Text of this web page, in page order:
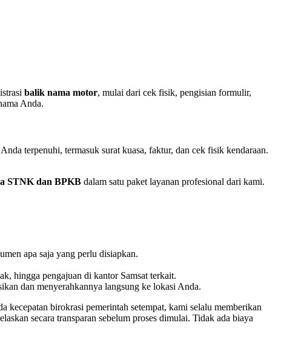
balik nama motor, mulai dari cek fisik, pengisian formulir,
Anda.
terpenuhi, termasuk surat kuasa, faktur, dan cek fisik kendaraan.
STNK dan BPKB dalam satu paket layanan profesional dari kami.
apa saja yang perlu disiapkan.
hingga pengajuan di kantor Samsat terkait.
dan menyerahkannya langsung ke lokasi Anda.
birokrasi pemerintah setempat, kami selalu memberikan
secara transparan sebelum proses dimulai. Tidak ada biaya